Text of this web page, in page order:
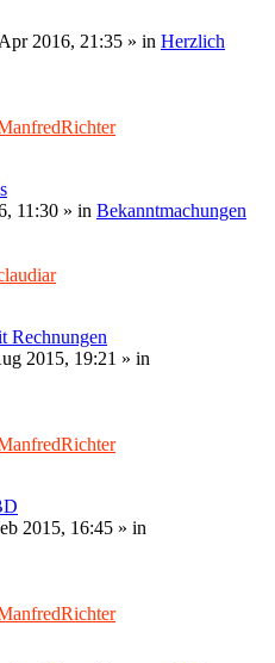
2016, 21:35 » in Herzlich
11:30 » in Bekanntmachungen
Rechnungen
2015, 19:21 » in
2015, 16:45 » in